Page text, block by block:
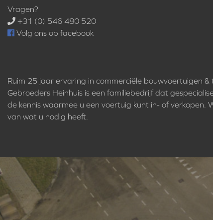
Vragen?
+31 (0) 546 480 520
Volg ons op facebook
Ruim 25 jaar ervaring in commerciële bouwvoertuigen &
Gebroeders Heinhuis is een familiebedrijf dat
de kennis waarmee u een voertuig kunt in- of
van wat u nodig heeft.